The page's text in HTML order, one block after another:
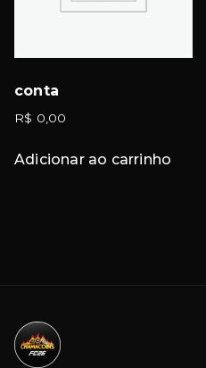
conta
R$ 0,00
Adicionar ao carrinho